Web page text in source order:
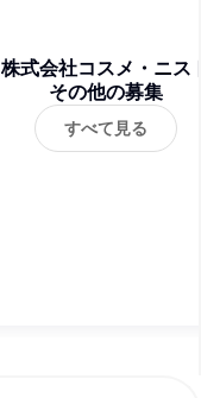
株式会社コスメ・ニス
その他の募集
すべて見る